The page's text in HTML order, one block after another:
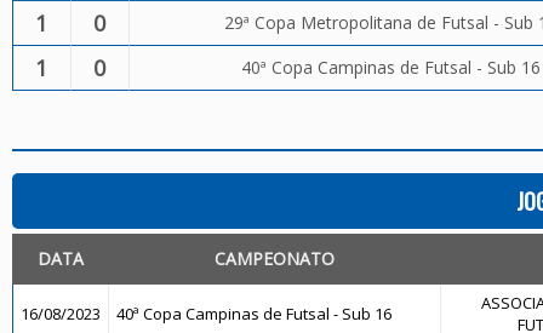
1 0 29ª Copa Metropolitana de Futsal - Sub
1 0 40ª Copa Campinas de Futsal - Sub 16
DATA CAMPEONATO
16/08/2023 40ª Copa Campinas de Futsal - Sub 16